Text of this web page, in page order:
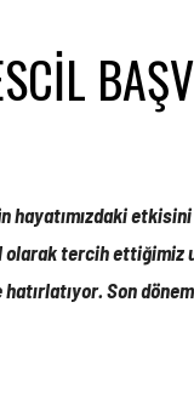
hayatımızdaki
olarak tercih
Son